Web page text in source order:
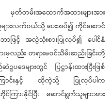
တမ်းအထောက်အထားများအား
ားလက်ဝယ်သို့ ပေးအပ်၍ ကိုင်ဆောင်
ောဖြင့် အလွဲသုံးစားပြုလုပ်၍ ပေါင်နှံ
ားမှလည်း တရားမဝင်သိမ်းဆည်းခြင်းတို့
ဒေများတွင် ပြဋ္ဌာန်းထားပြီးဖြစ်
ြောင်းနှင့် ထိုကဲ့သို့ ပြုလုပ်ပါက
ားနိုင်ပြီး ဆောင်ရွက်သူများအား